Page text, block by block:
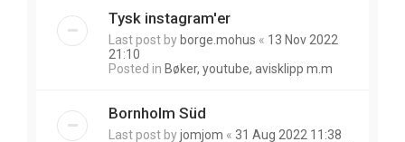
Tysk instagram'er
Last post by borge.mohus « 13 Nov 2022
21:10
Posted in Bøker, youtube, avisklipp m.m
Bornholm Süd
Last post byjomjom « 31 Aug 2022 11:38